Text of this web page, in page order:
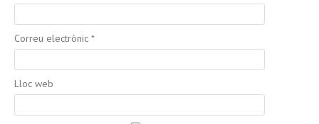
Correu electrònic *
Lloc web